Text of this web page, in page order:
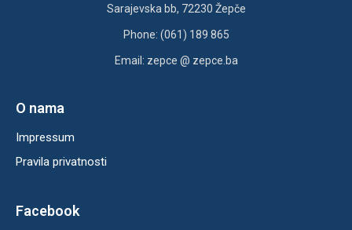
Sarajevska bb, 72230 Žepče
Phone: (061) 189 865
Email: zepce @ zepce.ba
O nama
Impressum
Pravila privatnosti
Facebook